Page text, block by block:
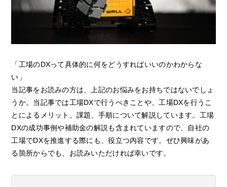
「工場のDXって具体的に何をどうすればいいのかわからな
い」
当記事をお読みの方は、上記のお悩みをお持ちではないでしょ
うか。当記事では工場DXで行うべきことや、工場DXを行うこ
とによるメリット、課題、手順について解説しています。工場
DXの成功事例や補助金の解説も含まれていますので、自社の
工場でDXを推進する際にも、役立つ内容です。ぜひ興味があ
る箇所からでも、お読みいただければ幸いです。